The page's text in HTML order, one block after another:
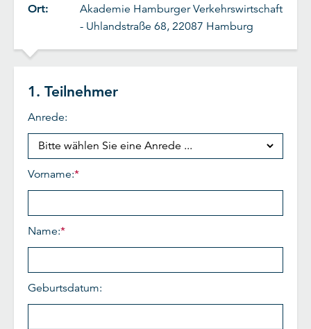
Ort:
Akademie Hamburger Verkehrswirtschaft
- Uhlandstraße 68, 22087 Hamburg
1. Teilnehmer
Anrede:
Vorname:*
Name:*
Geburtsdatum: